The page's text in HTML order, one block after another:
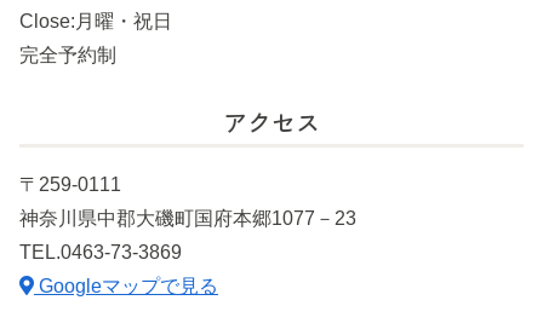
Close:月曜・祝日
完全予約制
アクセス
〒259-0111
神奈川県中郡大磯町国府本郷1077－23
TEL.0463-73-3869
Googleマップで見る